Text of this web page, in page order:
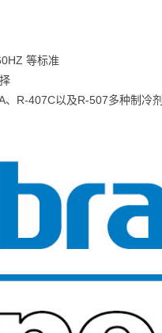
等标准
R-407C以及R-507多种制冷剂